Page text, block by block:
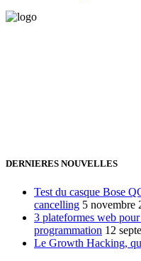
DERNIERES NOUVELLES
Test du casque Bose
cancelling 5 novembre
3 plateformes web
programmation 12
Le Growth Hacking,